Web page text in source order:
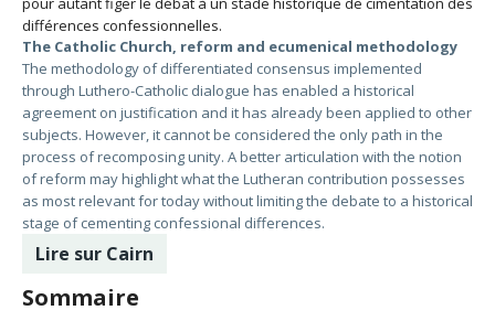
différences confessionnelles.
The Catholic Church, reform and ecumenical methodology
The methodology of differentiated consensus implemented
through Luthero-Catholic dialogue has enabled a historical
agreement on justification and it has already been applied to other
subjects. However, it cannot be considered the only path in the
process of recomposing unity. A better articulation with the notion
of reform may highlight what the Lutheran contribution possesses
as most relevant for today without limiting the debate to a historical
stage of cementing confessional differences.
Lire sur Cairn
Sommaire